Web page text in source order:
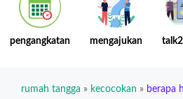
pengangkatan mengajukan
rumah tangga » kecocokan » berapa